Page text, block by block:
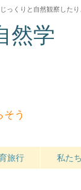
っくりと自然観察した
然学
そう
旅行 私た